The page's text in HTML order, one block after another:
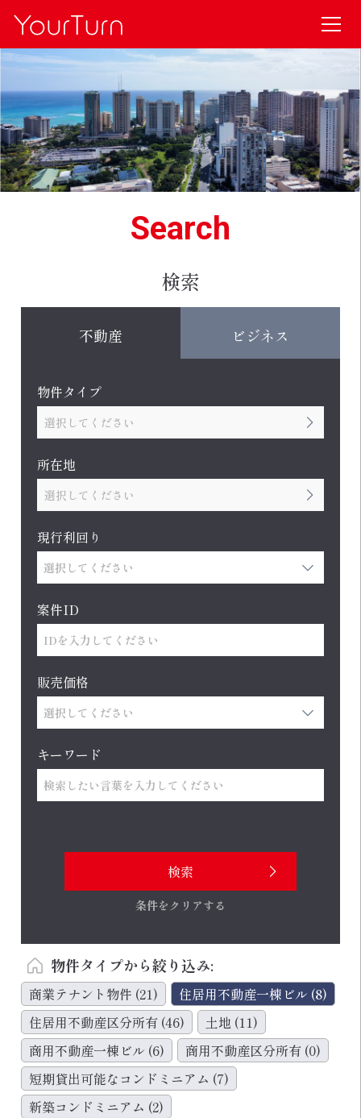
Search
検索
不動産 ビジネス
物件タイプ
選択してください
所在地
選択してください
現行利回り
案件ID
販売価格
キーワード
条件をクリアする
物件タイプから絞り込み:
商業テナント物件 (21) 住居用不動産一棟ビル (8)
住居用不動産区分所有 (46) 土地 (11)
商用不動産一棟ビル (6) 商用不動産区分所有 (0)
短期貸出可能なコンドミニアム (7)
新築コンドミニアム (2)